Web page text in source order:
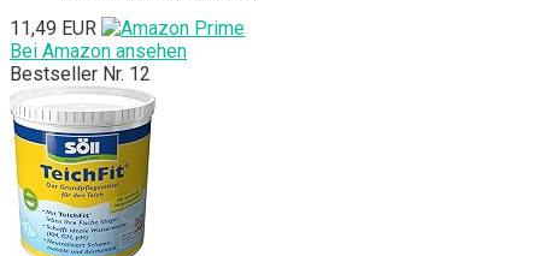
11,49 EUR
Bei Amazon ansehen
Bestseller Nr. 12